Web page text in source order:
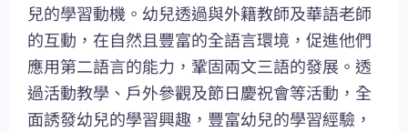
兒的學習動機。幼兒透過與外籍教師及華語老師
的互動，在自然且豐富的全語言環境，促進他們
應用第二語言的能力，鞏固兩文三語的發展。透
過活動教學、戶外參觀及節日慶祝會等活動，全
面誘發幼兒的學習興趣，豐富幼兒的學習經驗，